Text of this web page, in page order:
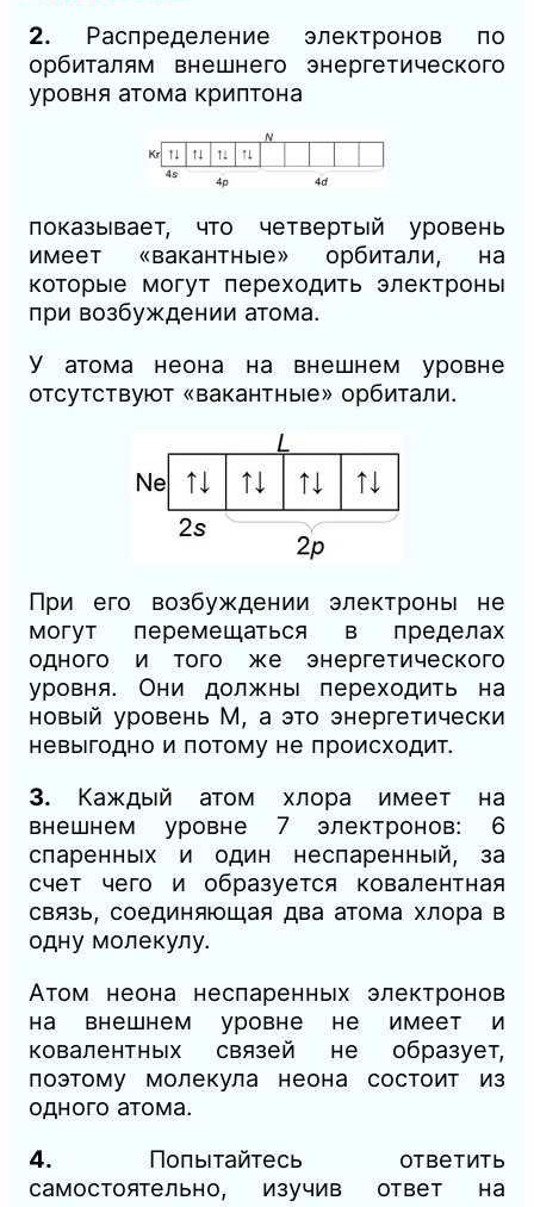
2. Распределение электронов по
орбиталям внешнего энергетического
уровня атома криптона
показывает, что четвертый уровень
имеет «вакантные» орбитали, на
которые могут переходить электроны
при возбуждении атома.
У атома неона на внешнем уровне
отсутствуют «вакантные» орбитали.
При его возбуждении электроны не
могут перемещаться в пределах
одного и того же энергетического
уровня. Они должны переходить на
новый уровень М, а это энергетически
невыгодно и потому не происходит.
3. Каждый атом хлора имеет на
внешнем уровне 7 электронов: 6
спаренных и один неспаренный, за
счет чего и образуется ковалентная
связь, соединяющая два атома хлора в
одну молекулу.
Атом неона неспаренных электронов
на внешнем уровне не имеет и
ковалентных связей не образует,
поэтому молекула неона состоит из
одного атома.
4. Попытайтесь ответить
самостоятельно, изучив ответ на